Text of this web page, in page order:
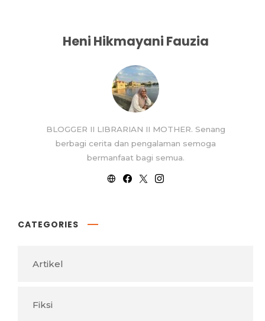
Heni Hikmayani Fauzia
BLOGGER II LIBRARIAN II MOTHER. Senang
berbagi cerita dan pengalaman semoga
bermanfaat bagi semua.
CATEGORIES
Artikel
Fiksi